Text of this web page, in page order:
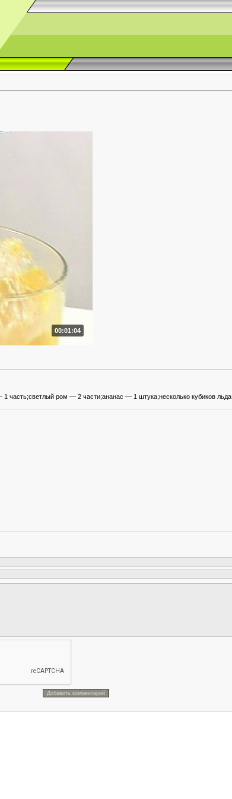
00:01:04
часть;светлый ром — 2 части;ананас — 1 штука;несколько кубиков льда.